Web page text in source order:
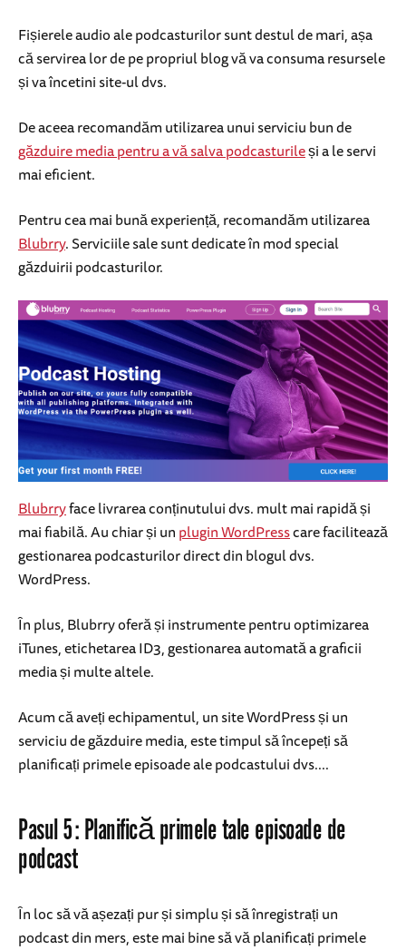
Fișierele audio ale podcasturilor sunt destul de mari, așa
că servirea lor de pe propriul blog vă va consuma resursele
și va încetini site-ul dvs.
De aceea recomandăm utilizarea unui serviciu bun de
găzduire media pentru a vă salva podcasturileși a le servi
mai eficient.
Pentru cea mai bună experiență, recomandăm utilizarea
Blubrry. Serviciile sale sunt dedicate în mod special
găzduirii podcasturilor.
Blubrryface livrarea conținutului dvs. mult mai rapidă și
mai fiabilă. Au chiar și unplugin WordPresscare facilitează
gestionarea podcasturilor direct din blogul dvs.
WordPress.
În plus, Blubrry oferă și instrumente pentru optimizarea
iTunes, etichetarea ID3, gestionarea automată a graficii
media și multe altele.
Acum că aveți echipamentul, un site WordPress și un
serviciu de găzduire media, este timpul să începeți să
planificați primele episoade ale podcastului dvs....
Pasul 5: Planifică primele tale episoade de
podcast
În loc să vă așezați pur și simplu și să înregistrați un
podcast din mers, este mai bine să vă planificați primele